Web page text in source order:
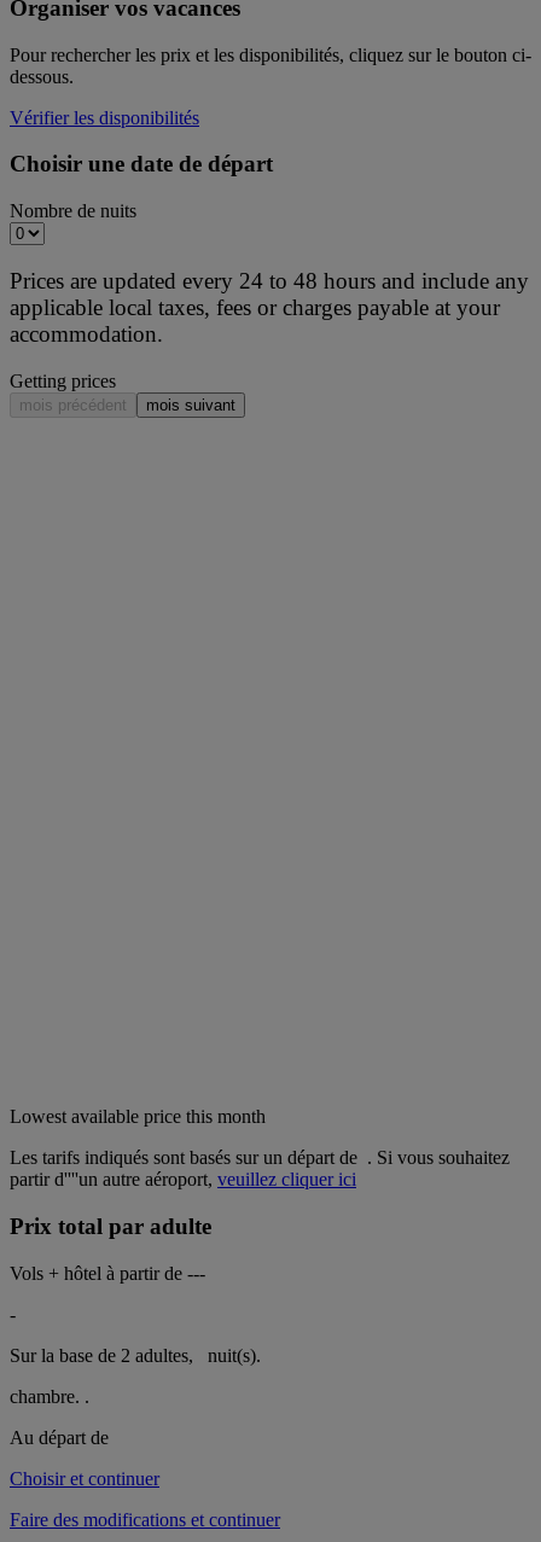
Organiser vos vacances
Pour rechercher les prix et les disponibilités, cliquez sur le bouton ci-
dessous.
Vérifier les disponibilités
Choisir une date de départ
Nombre de nuits
Prices are updated every 24 to 48 hours and include any
applicable local taxes, fees or charges payable at your
accommodation.
Getting prices
mois précédent mois suivant
Lowest available price this month
Les tarifs indiqués sont basés sur un départ de . Si vous souhaitez
partir d''''un autre aéroport, veuillez cliquer ici
Prix total par adulte
Vols + hôtel à partir de ---
-
Sur la base de 2 adultes,
nuit(s).
chambre. .
Au départ de
Choisir et continuer
Faire des modifications et continuer